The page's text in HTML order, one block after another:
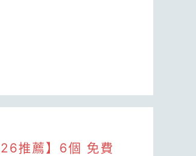
推薦】6個 免費